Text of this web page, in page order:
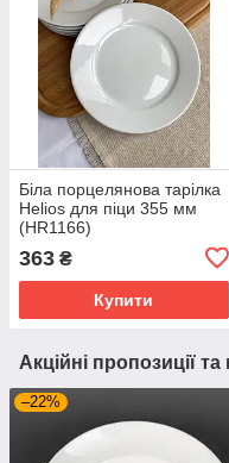
Біла порцелянова тарілка
Helios для піци 355 мм
(HR1166)
363 ₴
Купити
Акційні пропозиції
–22%